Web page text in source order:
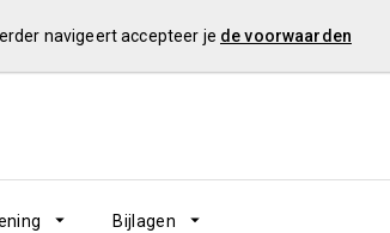
navigeert accepteer je de voorwaarden
Bijlagen